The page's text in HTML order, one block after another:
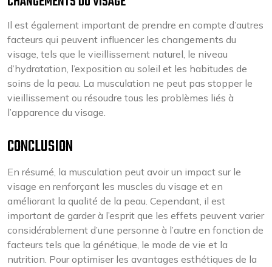
Il est également important de prendre en compte d’autres
facteurs qui peuvent influencer les changements du
visage, tels que le vieillissement naturel, le niveau
d’hydratation, l’exposition au soleil et les habitudes de
soins de la peau. La musculation ne peut pas stopper le
vieillissement ou résoudre tous les problèmes liés à
l’apparence du visage.
CONCLUSION
En résumé, la musculation peut avoir un impact sur le
visage en renforçant les muscles du visage et en
améliorant la qualité de la peau. Cependant, il est
important de garder à l’esprit que les effets peuvent varier
considérablement d’une personne à l’autre en fonction de
facteurs tels que la génétique, le mode de vie et la
nutrition. Pour optimiser les avantages esthétiques de la